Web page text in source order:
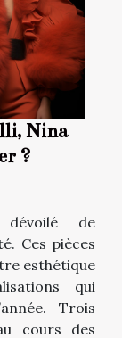
Nina
?
de
Ces pièces
esthétique
qui
Trois
cours des